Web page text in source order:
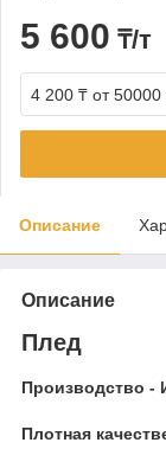
5 600 ₸/т
4 200 ₸ от 50000
Описание
Описание
Плед
Производство -
Плотная